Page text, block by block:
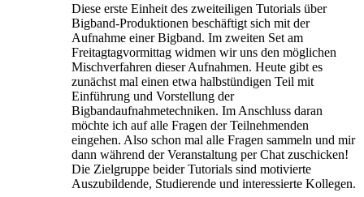
Diese erste Einheit des zweiteiligen Tutorials über
Bigband-Produktionen beschäftigt sich mit der
Aufnahme einer Bigband. Im zweiten Set am
Freitagtagvormittag widmen wir uns den möglichen
Mischverfahren dieser Aufnahmen. Heute gibt es
zunächst mal einen etwa halbstündigen Teil mit
Einführung und Vorstellung der
Bigbandaufnahmetechniken. Im Anschluss daran
möchte ich auf alle Fragen der Teilnehmenden
eingehen. Also schon mal alle Fragen sammeln und mir
dann während der Veranstaltung per Chat zuschicken!
Die Zielgruppe beider Tutorials sind motivierte
Auszubildende, Studierende und interessierte Kollegen.